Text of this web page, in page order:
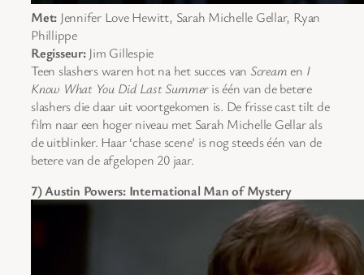
Met: Jennifer Love Hewitt, Sarah Michelle Gellar, Ryan
Phillippe
Regisseur:Jim Gillespie
Teen slashers waren hot na het succes van Screamen I
Know What You Did Last Summeris één van de betere
slashers die daar uit voortgekomen is. De frisse cast tilt de
film naar een hoger niveau met Sarah Michelle Gellar als
de uitblinker. Haar ‘chase scene’ is nog steeds één van de
betere van de afgelopen 20 jaar.
7) Austin Powers: International Man of Mystery